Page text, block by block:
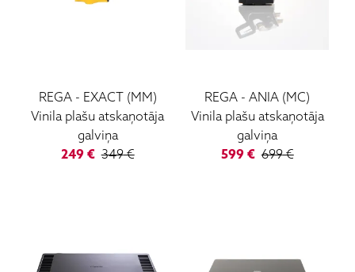
REGA- EXACT (MM)
Vinila plašu atskaņotāja
galviņa
249€ 349€
REGA -ANIA (MC)
Vinila plašu atskaņotāja
galviņa
599€ 699€